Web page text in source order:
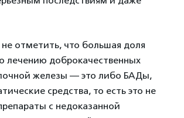
не отметить, что большая доля
лечению доброкачественных
железы — это либо БАДы,
средства, то есть это не
с недоказанной